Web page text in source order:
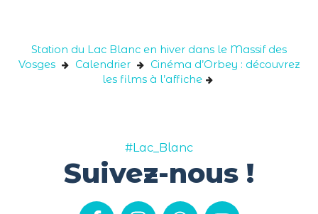
Station du Lac Blanc en hiver dans le Massif des
Vosges
Calendrier
Cinéma d’Orbey : découvrez
les films à l’affiche
#Lac_Blanc
Suivez-nous !